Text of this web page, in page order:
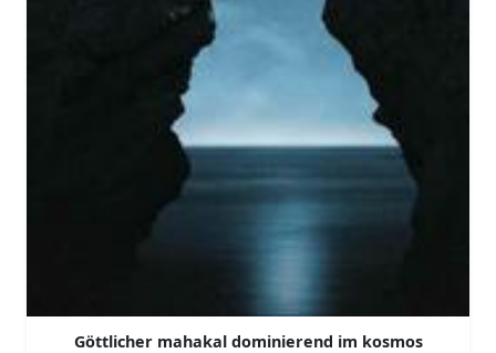
Göttlicher mahakal dominierend im kosmos